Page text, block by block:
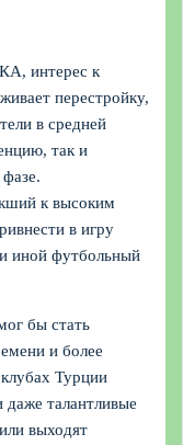
интерес к
перестройку,
в средней
так и
к высоким
в игру
иной футбольный
бы стать
и более
Турции
даже талантливые
выходят